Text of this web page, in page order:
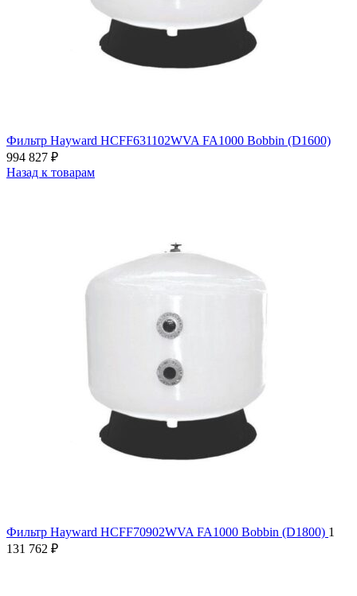
Фильтр Hayward HCFF631102WVA FA1000 Bobbin (D1600)
994 827 ₽
Назад к товарам
Фильтр Hayward HCFF70902WVA FA1000 Bobbin (D1800) 1
131 762 ₽